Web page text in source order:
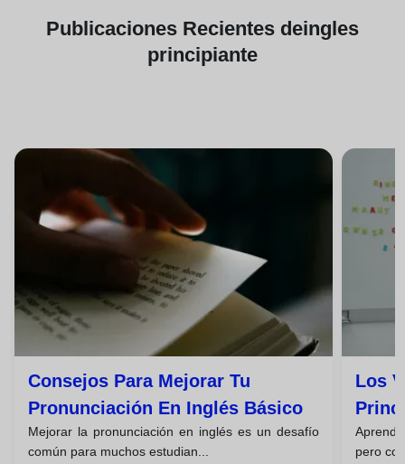
Publicaciones Recientes deingles
principiante
Consejos Para Mejorar Tu
Pronunciación En Inglés Básico
Mejorar la pronunciación en inglés es un desafío
común para muchos estudian...
Los
pero